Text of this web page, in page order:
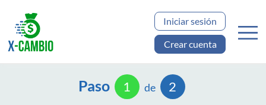
Iniciar sesión
Crear cuenta
Paso 1 de 2